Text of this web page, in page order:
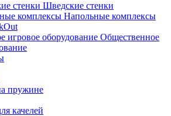
Шведские стенки
Напольные комплексы
Общественное
пружине
качелей